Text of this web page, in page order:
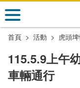
跳
到
主
首頁 活動 虎頭
115.5.9上午
車輛通行